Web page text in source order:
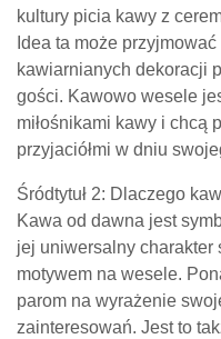
kultury picia kawy z
Idea ta może
kawiarnianych dekoracji
gości. Kawowo wesele
miłośnikami kawy i chcą
przyjaciółmi w dniu
Śródtytuł 2: Dlaczego
Kawa od dawna jest
jej uniwersalny charakter
motywem na wesele.
parom na wyrażenie
zainteresowań. Jest to